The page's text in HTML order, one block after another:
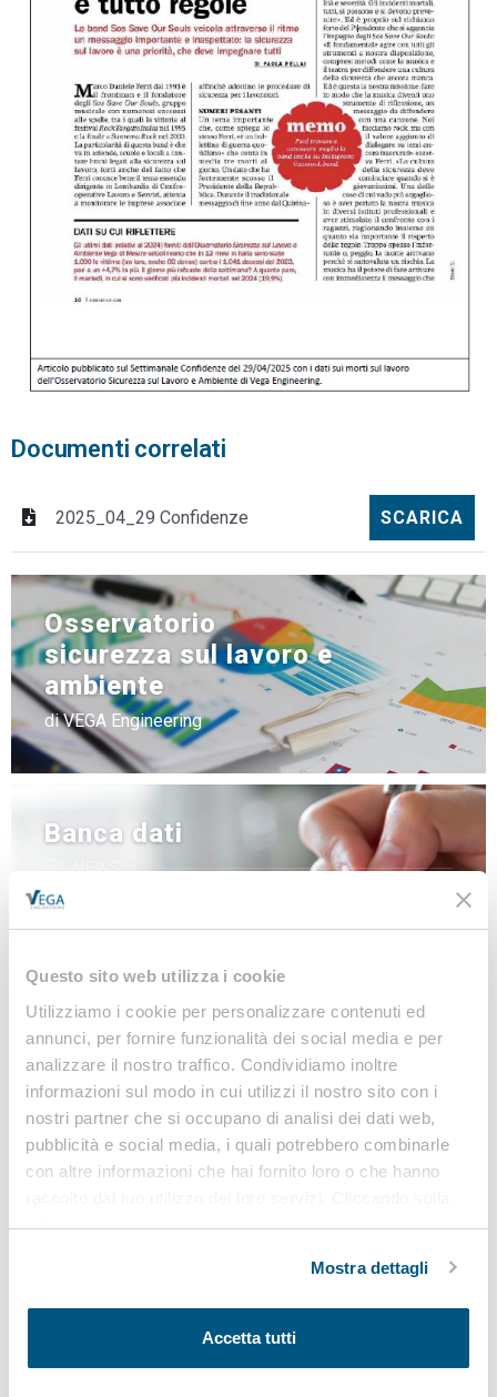
Questo sito web utilizza i cookie
Utilizziamo i cookie per personalizzare contenuti ed
annunci, per fornire funzionalità dei social media e per
analizzare il nostro traffico. Condividiamo inoltre
informazioni sul modo in cui utilizzi il nostro sito con i
nostri partner che si occupano di analisi dei dati web,
pubblicità e social media, i quali potrebbero combinarle
con altre informazioni che hai fornito loro o che hanno
“X” in alto a destra si procederà rifiutando tutti i cookie,
Mostra dettagli
Accetta tutti
Documenti correlati
2025_04_29 Confidenze SCARICA
Banca dati
MODULISTICA
LEGISLAZIONE
Osservatorio
sicurezza sul lavoro e
ambiente
di VEGA Engineering
Iscriviti alla nostra
Newsletter
Notizie, Modulistica e Linee Guida gratuite per
rimanere sempre aggiornato sulle novità legislative